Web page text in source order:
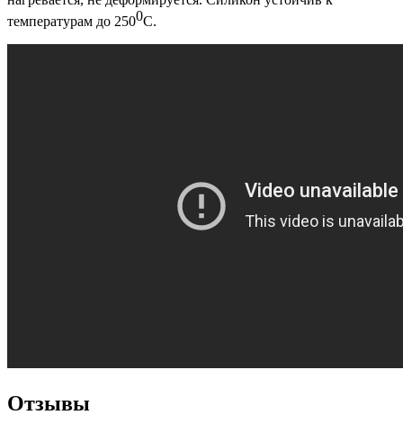
температурам до 2500С.
Отзывы